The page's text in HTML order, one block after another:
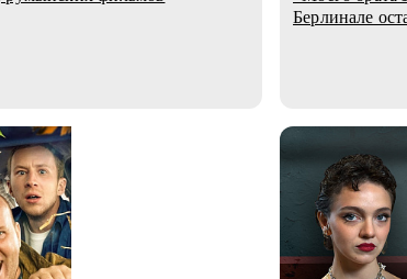
Берлинале